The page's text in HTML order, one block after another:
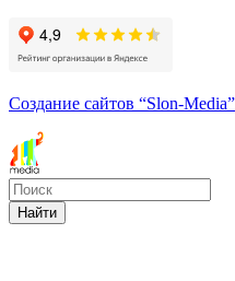
Создание сайтов “Slon-Media”
Найти